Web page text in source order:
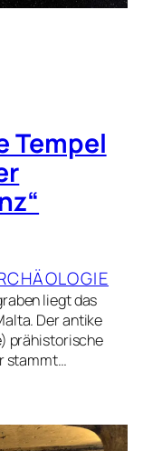
Tempel
liegt das
Der antike
prähistorische
stammt…